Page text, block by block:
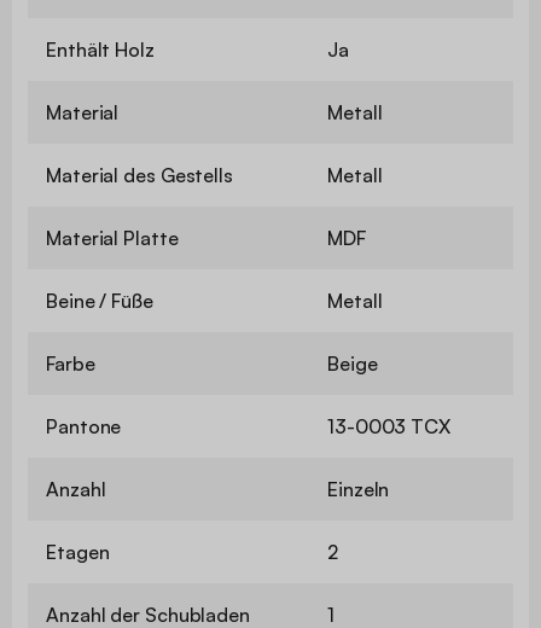
Enthält Holz Ja
Material Metall
Material des Gestells Metall
Material Platte MDF
Beine / Füße Metall
Farbe Beige
Pantone 13-0003 TCX
Anzahl Einzeln
Etagen 2
Anzahl der Schubladen 1